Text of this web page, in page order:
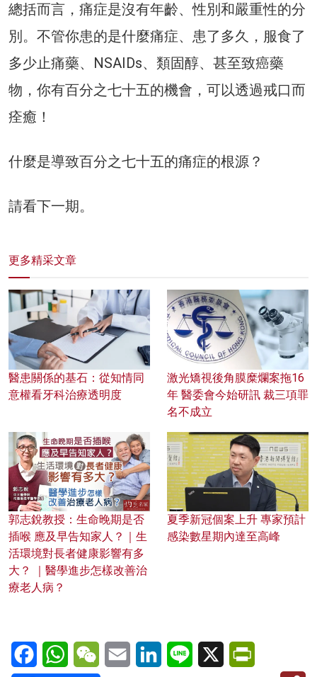
總括而言，痛症是沒有年齡、性別和嚴重性的分
別。不管你患的是什麼痛症、患了多久，服食了
多少止痛藥、
NSAIDs、類固醇、甚至致癌藥
物，你有百分之七十五的機會，可以透過戒口而
痊癒！
什麼是導致百分之七十五的痛症的根源？
請看下一期。
更多精采文章
醫患關係的基石：從知情同
意權看牙科治療透明度
激光矯視後角膜糜爛案拖16
年 醫委會今始研訊 裁三項罪
名不成立
郭志銳教授：生命晚期是否
插喉 應及早告知家人？｜生
活環境對長者健康影響有多
大？ ｜醫學進步怎樣改善治
療老人病？
夏季新冠個案上升 專家預計
感染數星期內達至高峰
FacebookWhatsAppWeChatEmail LinkedInLine X